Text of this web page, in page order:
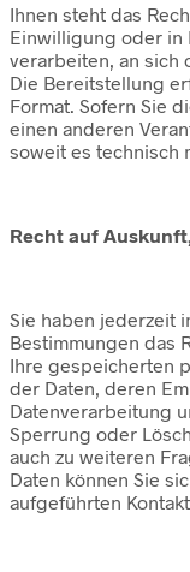
Ihnen steht das
Einwilligung oder in
verarbeiten, an sich
Die Bereitstellung
Format. Sofern Sie
einen anderen
soweit es technisch
Recht auf
Sie haben jederzeit
Bestimmungen das
Ihre gespeicherten
der Daten, deren
Datenverarbeitung
Sperrung oder
auch zu weiteren
Daten können Sie
aufgeführten